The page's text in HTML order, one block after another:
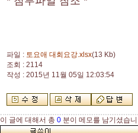
파일 : 토요애 대회요강.xlsx(13 Kb)
조회 : 2114
작성 : 2015년 11월 05일 12:03:54
이 글에 대해서 총 0 분이 메모를 남기셨습